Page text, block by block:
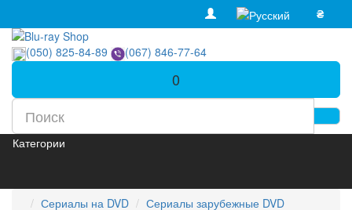
₴
(050) 825-84-89 (067) 846-77-64
0
Категории
Сериалы на DVD
Сериалы зарубежные DVD